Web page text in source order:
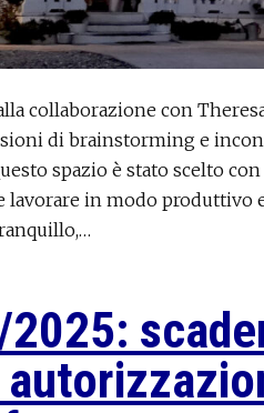
collaborazione con
di brainstorming e
spazio è stato scelto
lavorare in modo produttivo